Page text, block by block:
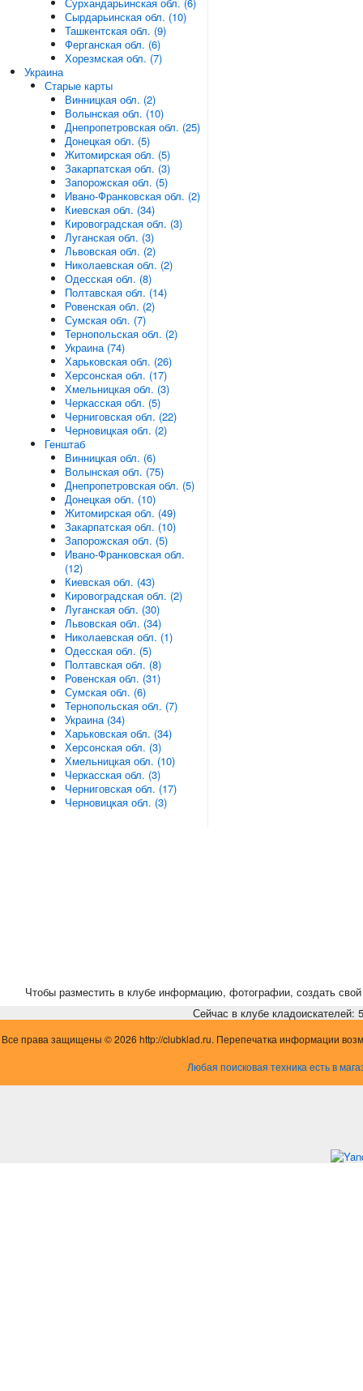
Сырдарьинская обл. (10)
Ташкентская обл. (9)
Ферганская обл. (6)
Хорезмская обл. (7)
Украина
Старые карты
Винницкая обл. (2)
Волынская обл. (10)
Днепропетровская обл. (25)
Донецкая обл. (5)
Житомирская обл. (5)
Закарпатская обл. (3)
Запорожская обл. (5)
Ивано-Франковская обл. (2)
Киевская обл. (34)
Кировоградская обл. (3)
Луганская обл. (3)
Львовская обл. (2)
Николаевская обл. (2)
Одесская обл. (8)
Полтавская обл. (14)
Ровенская обл. (2)
Сумская обл. (7)
Тернопольская обл. (2)
Украина (74)
Харьковская обл. (26)
Херсонская обл. (17)
Хмельницкая обл. (3)
Черкасская обл. (5)
Черниговская обл. (22)
Черновицкая обл. (2)
Генштаб
Винницкая обл. (6)
Волынская обл. (75)
Днепропетровская обл. (5)
Донецкая обл. (10)
Житомирская обл. (49)
Закарпатская обл. (10)
Запорожская обл. (5)
Ивано-Франковская обл.
(12)
Киевская обл. (43)
Кировоградская обл. (2)
Луганская обл. (30)
Львовская обл. (34)
Николаевская обл. (1)
Одесская обл. (5)
Полтавская обл. (8)
Ровенская обл. (31)
Сумская обл. (6)
Тернопольская обл. (7)
Украина (34)
Харьковская обл. (34)
Херсонская обл. (3)
Хмельницкая обл. (10)
Черкасская обл. (3)
Черниговская обл. (17)
Черновицкая обл. (3)
Чтобы разместить в клубе информацию, фотографии, создать свой
Сейчас в клубе кладоискателей:
Все права защищены © 2026 http://clubklad.ru. Перепечатка информации
Любая поисковая техника есть в